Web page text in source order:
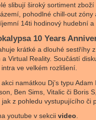
slibují široký sortiment
pohodlné chill-out
14ti hodinový hudební
10 Years
krátké a dlouhé sestříhy
a Virtual Reality. Součástí
ve velkém rozlišení.
namátkou Dj’s typu
Ben Sims, Vitalic či Boris
jak z pohledu vystupujícího či
youtube v sekcii video